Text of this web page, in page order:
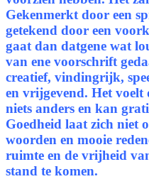
Gekenmerkt door een
getekend door een
gaat dan datgene wat
van ene voorschrift
creatief, vindingrijk,
en vrijgevend. Het voelt
niets anders en kan
Goedheid laat zich niet
woorden en mooie
ruimte en de vrijheid
stand te komen.